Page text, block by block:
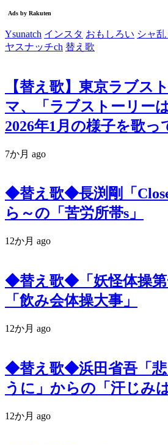
Ysunatch インスタ おもしろい シャ乱
ヤスナッチch 替え歌
【替え歌】東京ラブス
マ、「ラブストーリー
2026年1月の様子を歌っ
7か月 ago
◆替え歌◆長渕剛「
ら～の「苦労所帯s」
12か月 ago
◆替え歌◆「妖怪体操第
「飲み会体操大事」
12か月 ago
◆替え歌◆浜田省吾「悲
うに」からの「汗じみ
12か月 ago